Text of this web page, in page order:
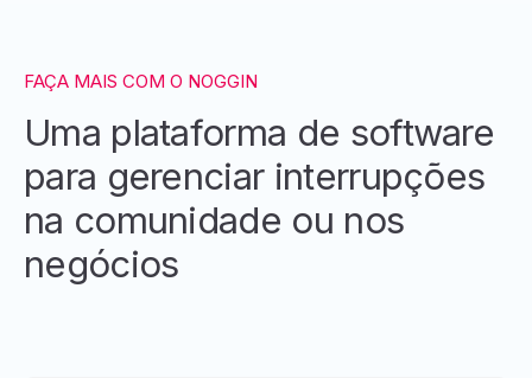
FAÇA MAIS COM O NOGGIN
Uma plataforma de software
para gerenciar interrupções
na comunidade ou nos
negócios